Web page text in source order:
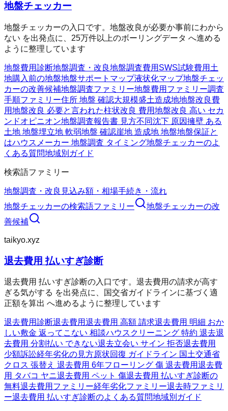
地盤チェッカー
地盤チェッカーの入口です。地盤改良が必要か事前にわから
ない を出発点に、25万件以上のボーリングデータ へ進める
ように整理しています
地盤費用診断地盤調査・改良地盤調査費用 SWS試験費用 土
地購入前の地盤地盤サポートマップ液状化マップ地盤チェッ
カーの改善候補地盤調査ファミリー地盤費用ファミリー調査
手順ファミリー住所 地盤 確認大規模盛土造成地地盤改良費
用地盤改良 必要と言われた柱状改良 費用地盤改良 高い セカ
ンドオピニオン地盤調査報告書 見方不同沈下 原因擁壁 ある
土地 地盤埋立地 軟弱地盤 確認崖地 造成地 地盤地盤保証と
はハウスメーカー 地盤調査 タイミング地盤チェッカーのよ
くある質問地域別ガイド
検索語ファミリー
地盤調査・改良 見込み額・相場手続き・流れ
地盤チェッカーの検索語ファミリー 地盤チェッカーの改
善候補
taikyo.xyz
退去費用 払いすぎ診断
退去費用 払いすぎ診断の入口です。退去費用の請求が高す
ぎる気がする を出発点に、国交省ガイドラインに基づく適
正額を算出 へ進めるように整理しています
退去費用診断退去費用退去費用 高額 請求退去費用 明細 おか
しい敷金 返ってこない 相談ハウスクリーニング 特約 退去退
去費用 分割払い できない退去立会い サイン 拒否退去費用
少額訴訟経年劣化の見方原状回復 ガイドライン 国土交通省
クロス 張替え 退去費用 6年フローリング 傷 退去費用退去費
用 タバコ ヤニ退去費用 ペット 傷退去費用 払いすぎ診断の
無料退去費用ファミリー経年劣化ファミリー退去時ファミリ
ー退去費用 払いすぎ診断のよくある質問地域別ガイド